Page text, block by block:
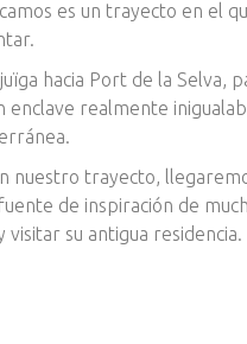
es un trayecto en el
hacia Port de la Selva,
enclave realmente
nuestro trayecto,
de inspiración de
visitar su antigua residencia.